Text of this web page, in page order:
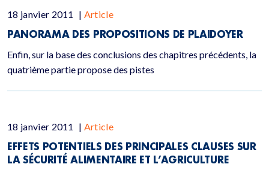
18 janvier 2011 | Article
PANORAMA DES PROPOSITIONS DE PLAIDOYER
Enfin, sur la base des conclusions des chapitres précédents, la
quatrième partie propose des pistes
18 janvier 2011 | Article
EFFETS POTENTIELS DES PRINCIPALES CLAUSES SUR
LA SÉCURITÉ ALIMENTAIRE ET L’AGRICULTURE